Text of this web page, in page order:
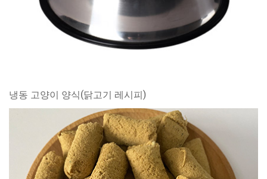
냉동 고양이 양식(닭고기 레시피)